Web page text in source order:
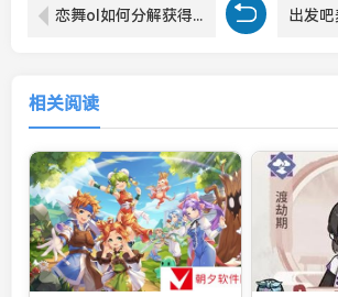
恋舞ol如何分解获得高级碎片 恋舞ol分解高级碎片怎么得
相关阅读